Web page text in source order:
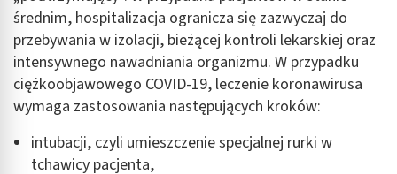
średnim, hospitalizacja ogranicza się zazwyczaj do
przebywania w izolacji, bieżącej kontroli lekarskiej oraz
intensywnego nawadniania organizmu. W przypadku
ciężkoobjawowego COVID-19, leczenie koronawirusa
wymaga zastosowania następujących kroków:
intubacji, czyli umieszczenie specjalnej rurki w
tchawicy pacjenta,